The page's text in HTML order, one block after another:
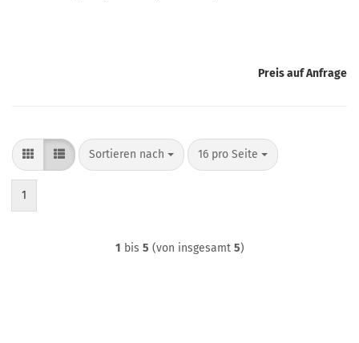
Preis auf Anfrage
Sortieren nach
Sortieren nach 16 pro Seite
pro Seite
1
1 bis 5 (von insgesamt 5)